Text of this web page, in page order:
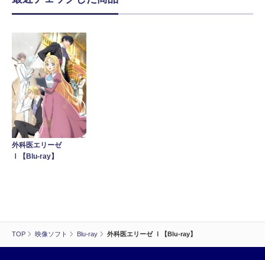
TOP 映像ソフト Blu-ray 外科医エリーゼ Ⅰ【Blu-ray】
外科医エリーゼ
Ⅰ【Blu-ray】